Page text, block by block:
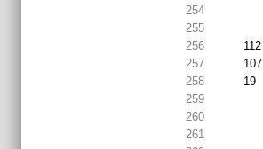
254
255
256
112
257
107
258
19
259
260
261